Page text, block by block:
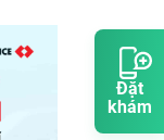
Đặt
khám